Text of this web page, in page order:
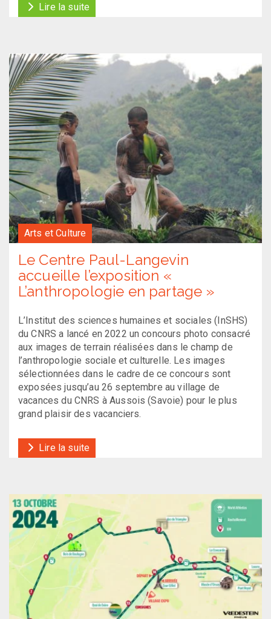
Lire la suite
Arts et Culture
Le Centre Paul-Langevin
accueille l’exposition «
L’anthropologie en partage »
L’Institut des sciences humaines et sociales (InSHS)
du CNRS a lancé en 2022 un concours photo consacré
aux images de terrain réalisées dans le champ de
l’anthropologie sociale et culturelle. Les images
sélectionnées dans le cadre de ce concours sont
exposées jusqu’au 26 septembre au village de
vacances du CNRS à Aussois (Savoie) pour le plus
grand plaisir des vacanciers.
Lire la suite